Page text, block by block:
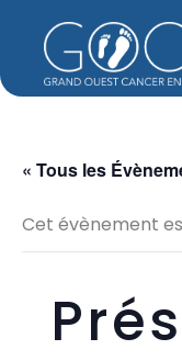
« Tous les
Cet évènement